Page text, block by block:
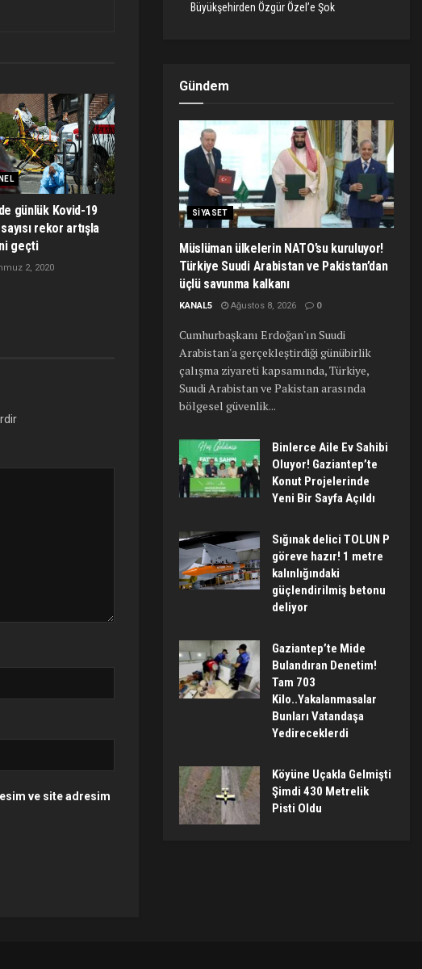
günlük Kovid-19
rekor artışla
geçti
2, 2020
ve site adresim
Büyükşehirden Özgür Özel’e Şok
Gündem
SIYASET
Müslüman ülkelerin NATO’su kuruluyor!
Türkiye Suudi Arabistan ve Pakistan’dan
üçlü savunma kalkanı
KANAL5 Ağustos 8, 2026 0
Cumhurbaşkanı Erdoğan'ın Suudi
Arabistan'a gerçekleştirdiği günübirlik
çalışma ziyareti kapsamında, Türkiye,
Suudi Arabistan ve Pakistan arasında
bölgesel güvenlik...
Binlerce Aile Ev Sahibi
Oluyor! Gaziantep’te
Konut Projelerinde
Yeni Bir Sayfa Açıldı
Sığınak delici TOLUN P
göreve hazır! 1 metre
kalınlığındaki
güçlendirilmiş betonu
deliyor
Gaziantep’te Mide
Bulandıran Denetim!
Tam 703
Kilo..Yakalanmasalar
Bunları Vatandaşa
Yedireceklerdi
Köyüne Uçakla Gelmişti
Şimdi 430 Metrelik
Pisti Oldu